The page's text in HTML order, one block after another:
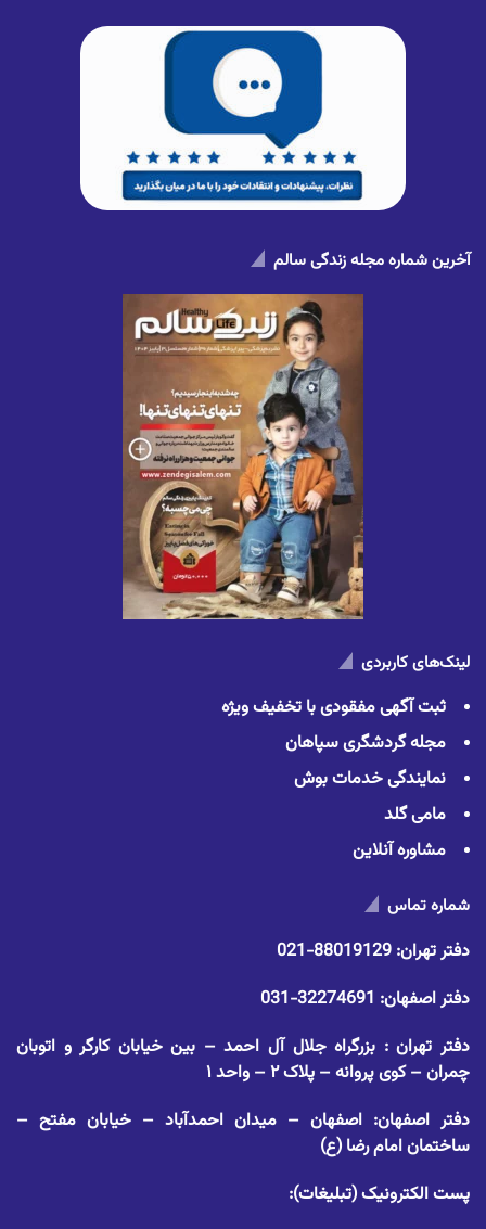
آخرین شماره مجله زندگی سالم
لینک‌های کاربردی
ثبت آگهی مفقودی با تخفیف ویژه
مجله گردشگری سپاهان
نمایندگی خدمات بوش
مامی گلد
مشاوره آنلاین
شماره تماس
دفتر تهران: 88019129-021
دفتر اصفهان: 32274691-031
دفتر تهران : بزرگراه جلال آل احمد – بین خیابان کارگر و اتوبان
چمران – کوی پروانه – پلاک ۲ – واحد ۱
دفتر اصفهان: اصفهان – میدان احمدآباد – خیابان مفتح –
ساختمان امام رضا (ع)
پست الکترونیک (تبلیغات):